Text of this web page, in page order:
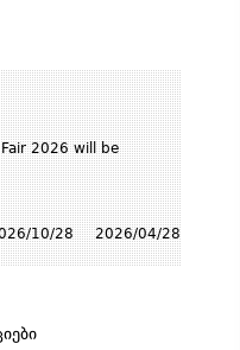
2026 will be
2026/04/28
10/28